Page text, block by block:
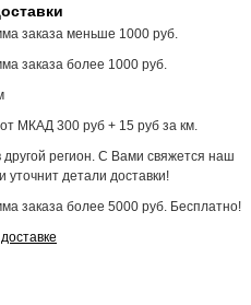
заказа меньше 1000 руб.
заказа более 1000 руб.
МКАД 300 руб + 15 руб за км.
другой регион. С Вами свяжется наш
уточнит детали доставки!
заказа более 5000 руб. Бесплатно!